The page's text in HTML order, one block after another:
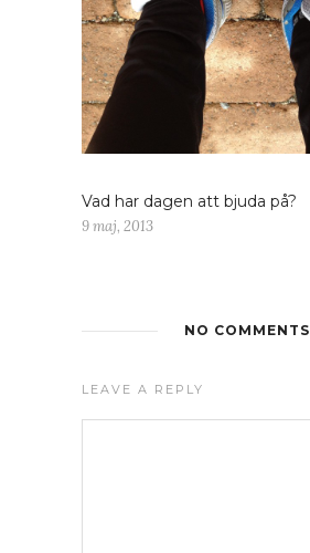
Vad har dagen att bjuda på?
9 maj, 2013
NO COMMENTS
LEAVE A REPLY